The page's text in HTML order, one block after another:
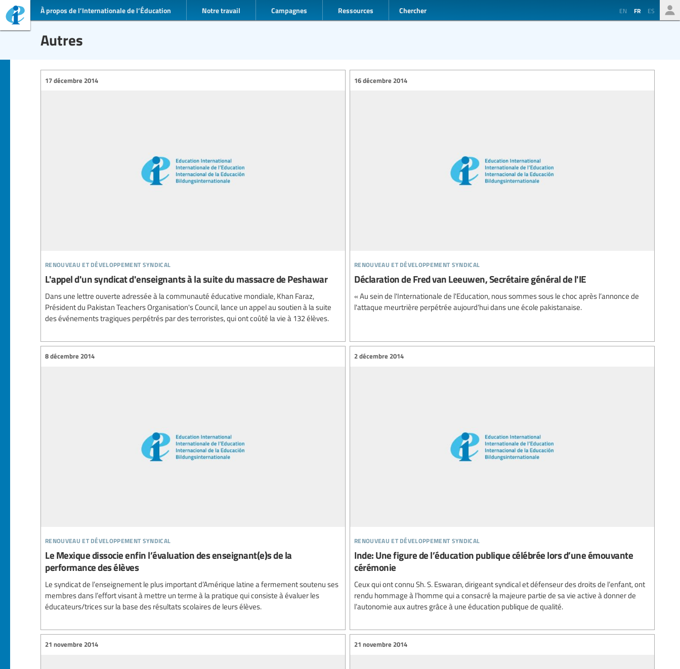
À propos de l’Internationale de l’Éducation Notre travail Campagnes Ressources Chercher EN FR ES
Autres
renouveau et développement syndical
17 décembre 2014
L'appel d'un syndicat d'enseignants à la suite du massacre de Peshawar
Dans une lettre ouverte adressée à la communauté éducative mondiale, Khan Faraz,
Président du Pakistan Teachers Organisation's Council, lance un appel au soutien à la suite
des événements tragiques perpétrés par des terroristes, qui ont coûté la vie à 132 élèves.
renouveau et développement syndical
16 décembre 2014
Déclaration de Fred van Leeuwen, Secrétaire général de l'IE
« Au sein de l'Internationale de l'Education, nous sommes sous le choc après l’annonce de
l'attaque meurtrière perpétrée aujourd'hui dans une école pakistanaise.
renouveau et développement syndical
8 décembre 2014
Le Mexique dissocie enfin l’évaluation des enseignant(e)s de la
performance des élèves
Le syndicat de l’enseignement le plus important d’Amérique latine a fermement soutenu ses
membres dans l’effort visant à mettre un terme à la pratique qui consiste à évaluer les
éducateurs/trices sur la base des résultats scolaires de leurs élèves.
renouveau et développement syndical
2 décembre 2014
Inde: Une figure de l’éducation publique célébrée lors d’une émouvante
cérémonie
Ceux qui ont connu Sh. S. Eswaran, dirigeant syndical et défenseur des droits de l’enfant, ont
rendu hommage à l’homme qui a consacré la majeure partie de sa vie active à donner de
l’autonomie aux autres grâce à une éducation publique de qualité.
21 novembre 2014 21 novembre 2014